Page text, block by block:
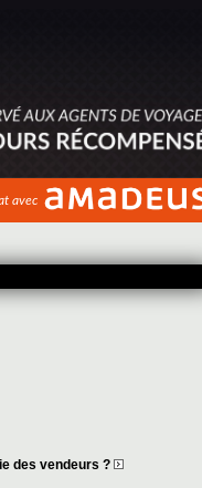
avec
des vendeurs ?